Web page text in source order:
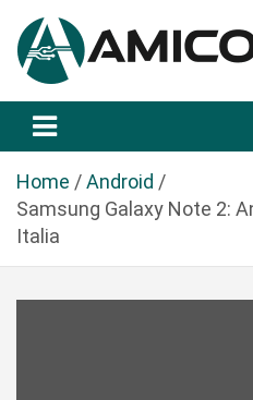
a
Amicopc.com
Home
Android
Samsung Galaxy Note 2:
Italia